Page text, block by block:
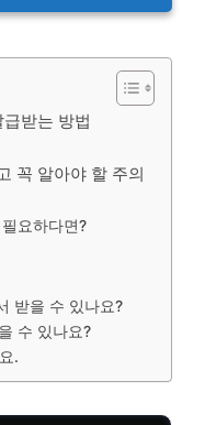
받는 방법
꼭 알아야 할 주의
요하다면?
받을 수 있나요?
수 있나요?
.